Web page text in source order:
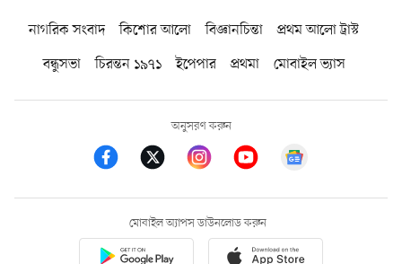
নাগরিক সংবাদ কিশোর আলো বিজ্ঞানচিন্তা
প্রথম আলো ট্রাস্ট
বন্ধুসভা
চিরন্তন ১৯৭১ ইপেপার প্রথমা মোবাইল ভ্যাস
অনুসরণ করুন
মোবাইল অ্যাপস ডাউনলোড করুন